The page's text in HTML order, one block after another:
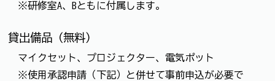
※研修室A、Bともに付属します。
貸出備品（無料）
マイクセット、プロジェクター、電気ポット
※使用承認申請（下記）と併せて事前申込が必要で